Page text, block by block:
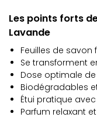
Les points forts
Lavande
Feuilles de savon
Se transforment
Dose optimale
Biodégradables
Étui pratique
Parfum relaxant